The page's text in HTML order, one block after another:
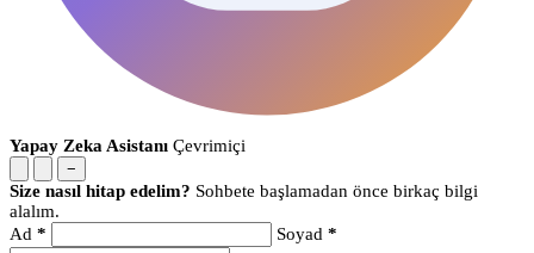
Yapay Zeka Asistanı Çevrimiçi
−
Size nasıl hitap edelim? Sohbete başlamadan önce birkaç bilgi
alalım.
Ad * Soyad *